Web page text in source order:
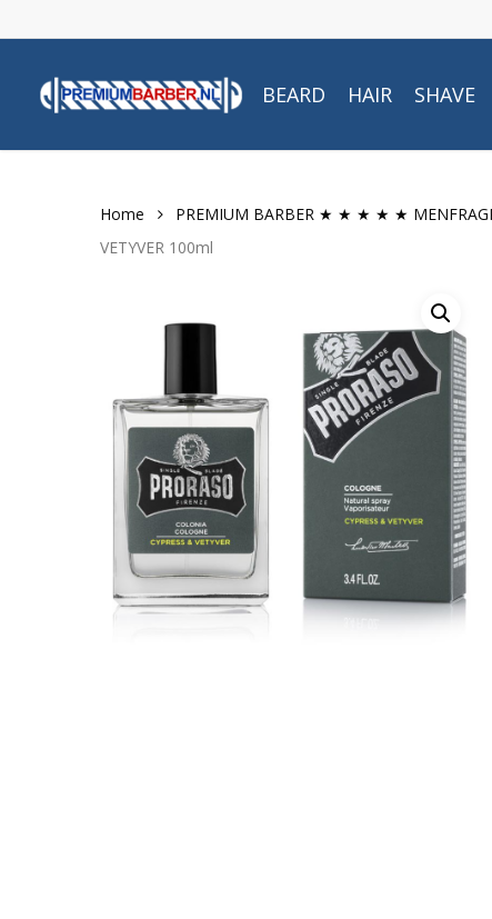
to
content
BEARD HAIR SHAVE
Home PREMIUM BARBER ★ ★ ★ ★ ★
VETYVER 100ml